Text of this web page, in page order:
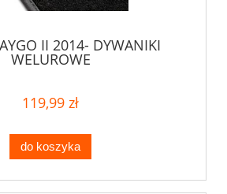
II 2014- DYWANIKI
WELUROWE
119,99 zł
do koszyka